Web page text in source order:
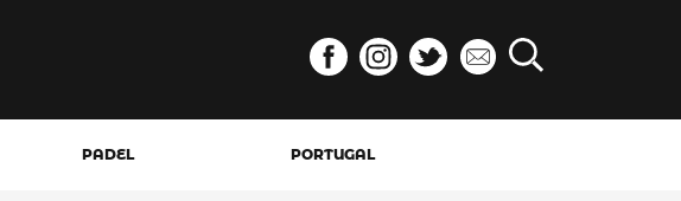
PADEL PORTUGAL